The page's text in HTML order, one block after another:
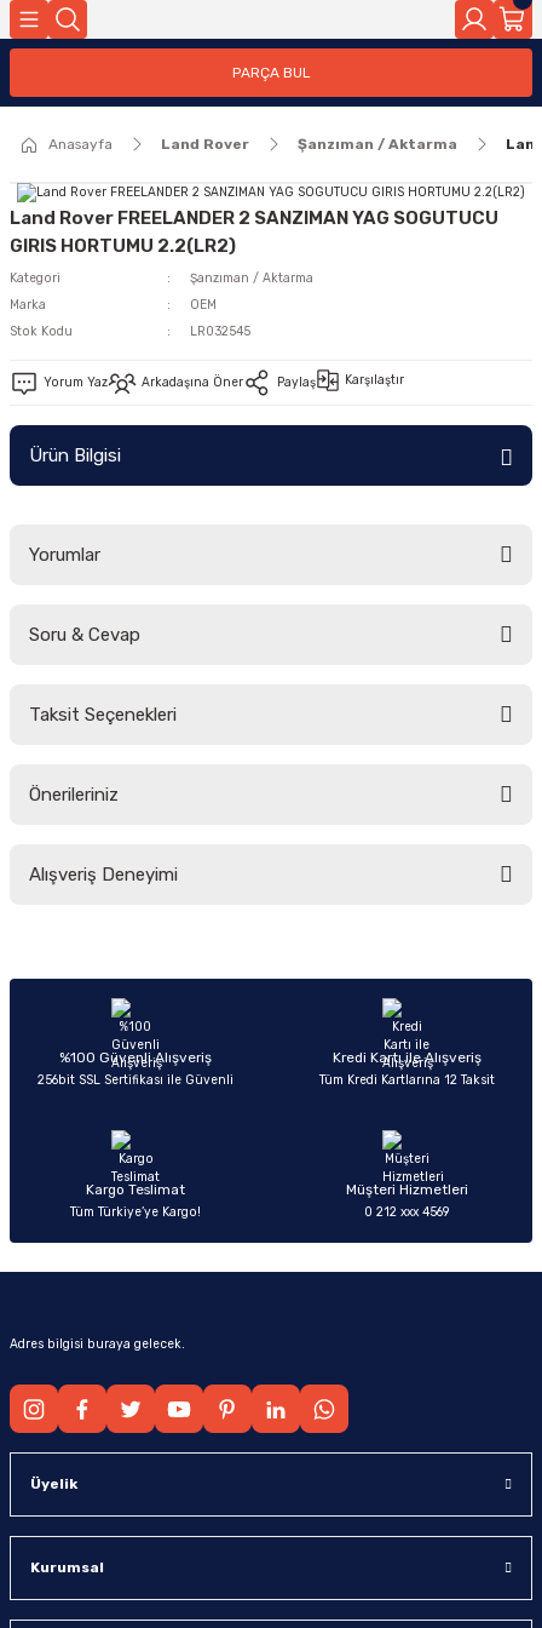
PARÇA BUL
Anasayfa Land Rover Şanzıman / Aktarma
Land Rover FREELANDER 2 SANZIMAN YAG SOGUTUCU
GIRIS HORTUMU 2.2(LR2)
Kategori
Şanzıman / Aktarma
Marka
OEM
Stok Kodu
LR032545
Yorum Yaz Arkadaşına Öner Paylaş Karşılaştır
Ürün Bilgisi
Yorumlar
Soru & Cevap
Taksit Seçenekleri
Önerileriniz
yetersiz gördüğünüz noktaları öneri formunu kullanarak tarafımıza
Ürün açıklamasında eksik bilgiler bulunuyor.
Ürün bilgilerinde hatalar bulunuyor.
Ürün fiyatı diğer sitelerden daha pahalı.
Alışveriş Deneyimi
Sitemize ilk yorumu siz yapın!
%100 Güvenli Alışveriş
256bit SSL Sertifikası ile Güvenli
Kredi Kartı ile Alışveriş
Tüm Kredi Kartlarına 12 Taksit
Kargo Teslimat
Tüm Türkiye’ye Kargo!
Müşteri Hizmetleri
0 212 xxx 4569
Adres bilgisi buraya gelecek.
Üyelik
Kurumsal